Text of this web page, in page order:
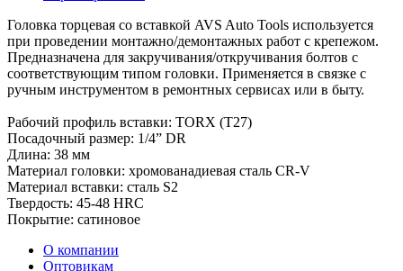
Головка торцевая со вставкой AVS Auto Tools используется
при проведении монтажно/демонтажных работ с крепежом.
Предназначена для закручивания/откручивания болтов с
соответствующим типом головки. Применяется в связке с
ручным инструментом в ремонтных сервисах или в быту.
Рабочий профиль вставки: TORX (T27)
Посадочный размер: 1/4” DR
Длина: 38 мм
Материал головки: хромованадиевая сталь CR-V
Материал вставки: сталь S2
Твердость: 45-48 HRC
Покрытие: сатиновое
О компании
Оптовикам